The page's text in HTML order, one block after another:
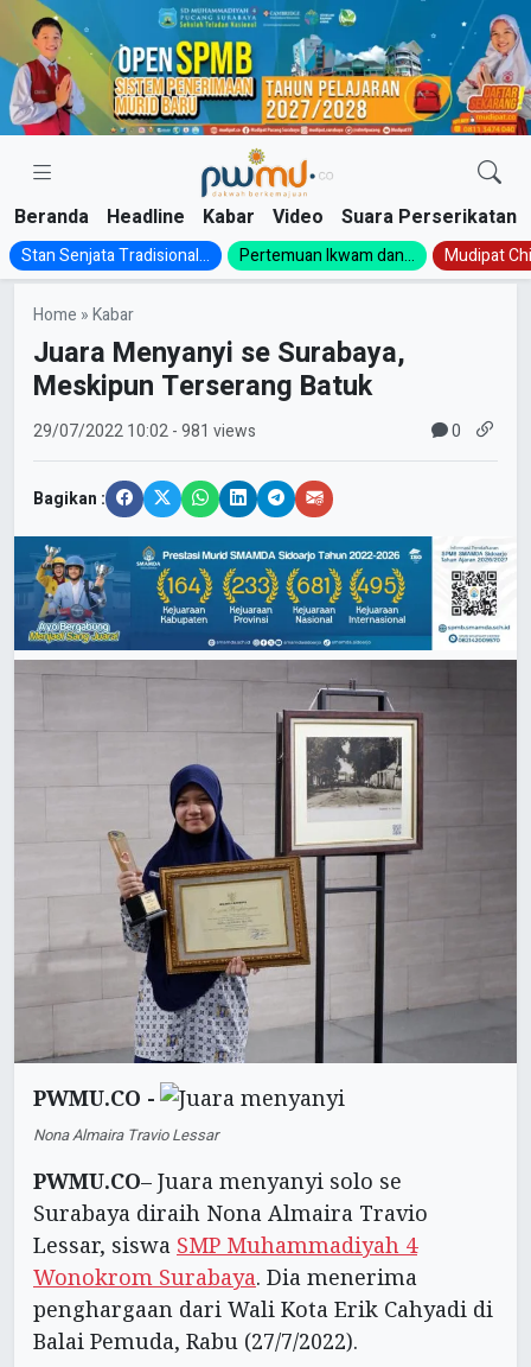
Skip
content
Beranda Headline Kabar Video Suara Perserikatan
Stan Senjata Tradisional... Pertemuan Ikwam dan... Mudipat
Home »Kabar
Juara Menyanyi se Surabaya,
Meskipun Terserang Batuk
29/07/202210:02- 981 views 0
Bagikan :
PWMU.CO -
Nona Almaira Travio Lessar
PWMU.CO– Juara menyanyi solo se
Surabaya diraih Nona Almaira Travio
Lessar, siswa SMP Muhammadiyah 4
Wonokrom Surabaya. Dia menerima
penghargaan dari Wali Kota Erik Cahyadi di
Balai Pemuda, Rabu (27/7/2022).